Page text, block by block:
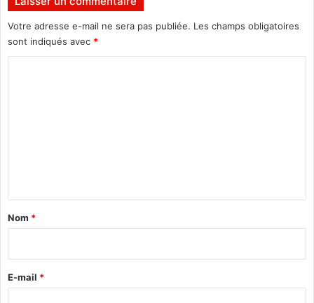
Votre adresse e-mail ne sera pas publiée. Les champs obligatoires
sont indiqués avec *
a
e
Nom *
E-mail *